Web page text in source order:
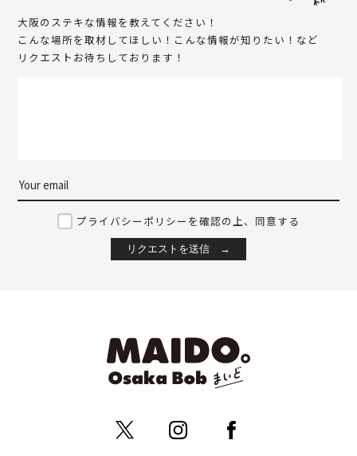
大阪のステキな情報を教えてください！
こんな場所を取材してほしい！こんな情報が知りたい！など
リクエストお待ちしております！
プライバシーポリシーを確認の上、同意する